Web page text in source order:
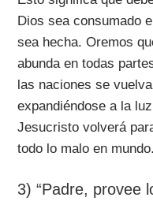
Dios sea consumado
sea hecha. Oremos
abunda en todas
las naciones se
expandiéndose a la
Jesucristo volverá
todo lo malo en mundo.
3) “Padre, provee